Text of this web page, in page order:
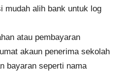
mudah alih bank untuk log
atau pembayaran
akaun penerima sekolah
bayaran seperti nama